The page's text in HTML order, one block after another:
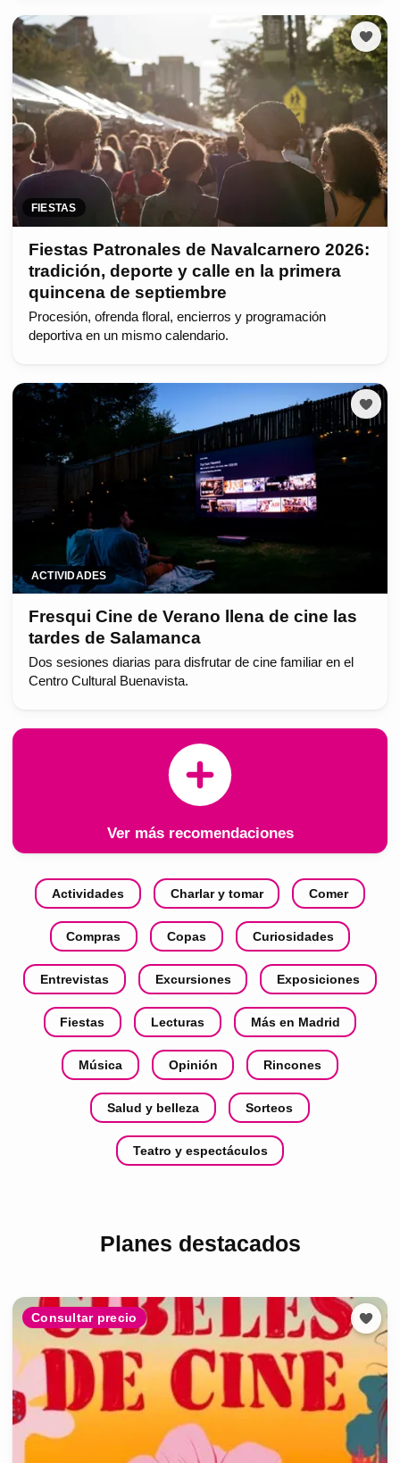
FIESTAS
Fiestas Patronales de Navalcarnero 2026:
tradición, deporte y calle en la primera
quincena de septiembre
Procesión, ofrenda floral, encierros y programación
deportiva en un mismo calendario.
ACTIVIDADES
Fresqui Cine de Verano llena de cine las
tardes de Salamanca
Dos sesiones diarias para disfrutar de cine familiar en el
Centro Cultural Buenavista.
Ver más recomendaciones
Actividades Charlar y tomar Comer
Compras Copas Curiosidades
Entrevistas Excursiones Exposiciones
Fiestas Lecturas Más en Madrid
Música Opinión Rincones
Salud y belleza Sorteos
Teatro y espectáculos
Planes destacados
Consultar precio